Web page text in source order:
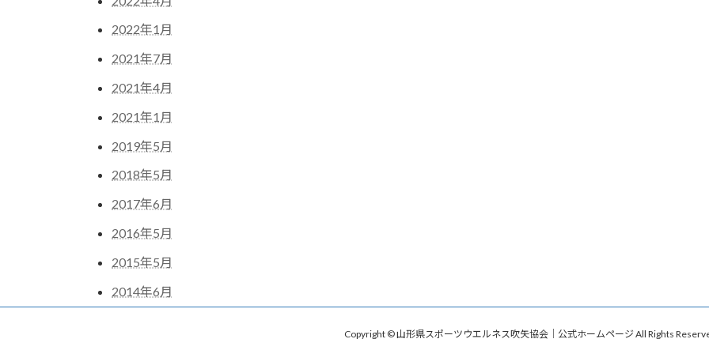
2022年1月
2021年7月
2021年4月
2021年1月
2019年5月
2018年5月
2017年6月
2016年5月
2015年5月
2014年6月
Copyright © 山形県スポーツウエルネス吹矢協会│公式ホームページ All Rights